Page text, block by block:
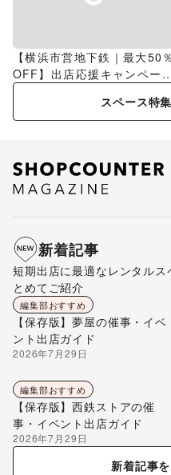
【横浜市営地下鉄｜最大50％
OFF】出店応援キャンペー
特集
スペース特
新着記事
短期出店に最適なレンタル
とめてご紹介
編集部おすすめ
【保存版】夢屋の催事・イベ
ント出店ガイド
2026年7月29日
編集部おすすめ
【保存版】西鉄ストアの催
事・イベント出店ガイド
2026年7月29日
新着記事